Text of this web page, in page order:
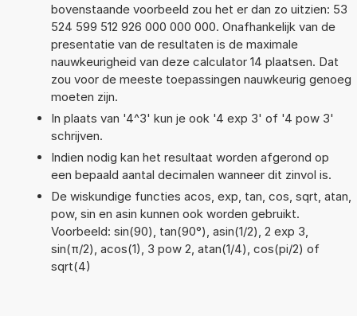
bovenstaande voorbeeld zou het er dan zo uitzien: 53
524 599 512 926 000 000 000. Onafhankelijk van de
presentatie van de resultaten is de maximale
nauwkeurigheid van deze calculator 14 plaatsen. Dat
zou voor de meeste toepassingen nauwkeurig genoeg
moeten zijn.
In plaats van '4^3' kun je ook '4 exp 3' of '4 pow 3'
schrijven.
Indien nodig kan het resultaat worden afgerond op
een bepaald aantal decimalen wanneer dit zinvol is.
De wiskundige functies acos, exp, tan, cos, sqrt, atan,
pow, sin en asin kunnen ook worden gebruikt.
Voorbeeld: sin(90), tan(90°), asin(1/2), 2 exp 3,
sin(π/2), acos(1), 3 pow 2, atan(1/4), cos(pi/2) of
sqrt(4)